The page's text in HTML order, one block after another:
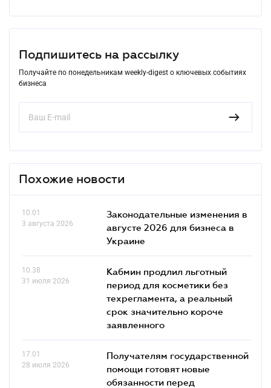
Подпишитесь на рассылку
Получайте по понедельникам weekly-digest о ключевых событиях
бизнеса
Похожие новости
10.01
3 августа 2026
Законодательные изменения в
августе 2026 для бизнеса в
Украине
10.38
31 июля 2026
Кабмин продлил льготный
период для косметики без
техрегламента, а реальный
срок значительно короче
заявленного
17.01
28 июля 2026
Получателям государственной
помощи готовят новые
обязанности перед